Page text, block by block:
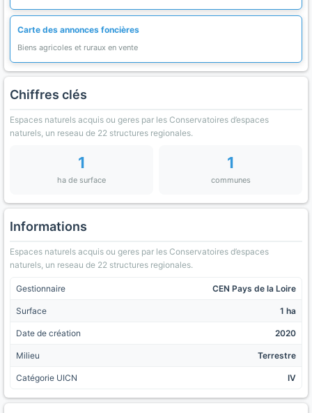
Carte des annonces foncières
Biens agricoles et ruraux en vente
Chiffres clés
Espaces naturels acquis ou geres par les Conservatoires d’espaces
naturels, un reseau de 22 structures regionales.
1
ha de surface
1
communes
Informations
Espaces naturels acquis ou geres par les Conservatoires d’espaces
naturels, un reseau de 22 structures regionales.
Gestionnaire CEN Pays de la Loire
Surface 1 ha
Date de création 2020
Milieu Terrestre
Catégorie UICN IV